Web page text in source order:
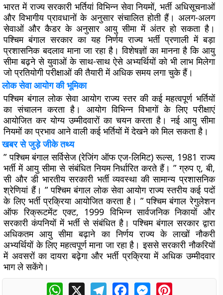
भारत में राज्य सरकारी भर्तियां विभिन्न सेवा नियमों, भर्ती अधिसूचनाओं
और विभागीय प्रावधानों के अनुसार संचालित होती हैं। अलग-अलग
सेवाओं और कैडर के अनुसार आयु सीमा में अंतर हो सकता है।
पश्चिम बंगाल सरकार का यह निर्णय राज्य भर्ती प्रणाली में बड़ा
प्रशासनिक बदलाव माना जा रहा है। विशेषज्ञों का मानना है कि आयु
सीमा बढ़ने से युवाओं के साथ-साथ ऐसे अभ्यर्थियों को भी लाभ मिलेगा
जो प्रतियोगी परीक्षाओं की तैयारी में अधिक समय लगा चुके हैं।
लोक सेवा आयोग की भूमिका
पश्चिम बंगाल लोक सेवा आयोग राज्य स्तर की कई महत्वपूर्ण भर्तियों
का संचालन करता है। आयोग विभिन्न विभागों के लिए परीक्षाएं
आयोजित कर योग्य उम्मीदवारों का चयन करता है। नई आयु सीमा
नियमों का प्रभाव आने वाली कई भर्तियों में देखने को मिल सकता है।
खबर से जुड़े जीके तथ्य
” पश्चिम बंगाल सर्विसेज (रेजिंग ऑफ एज-लिमिट) रूल्स, 1981 राज्य
भर्ती में आयु सीमा से संबंधित नियम निर्धारित करते हैं। ” ग्रुप ए, बी,
सी और डी भारतीय सरकारी भर्ती व्यवस्था की सामान्य प्रशासनिक
श्रेणियां हैं। ” पश्चिम बंगाल लोक सेवा आयोग राज्य स्तरीय कई पदों
के लिए भर्ती प्रक्रिया आयोजित करता है। ” पश्चिम बंगाल रेगुलेशन
ऑफ रिक्रूटमेंट एक्ट, 1999 विभिन्न सार्वजनिक निकायों और
सरकारी कंपनियों में भर्ती से संबंधित है। पश्चिम बंगाल सरकार द्वारा
अधिकतम आयु सीमा बढ़ाने का निर्णय राज्य के लाखों नौकरी
अभ्यर्थियों के लिए महत्वपूर्ण माना जा रहा है। इससे सरकारी नौकरियों
में अवसरों का दायरा बढ़ेगा और भर्ती प्रक्रिया में अधिक उम्मीदवार
भाग ले सकेंगे।
WhatsApp
X TelegramFacebookMessengerPinterest